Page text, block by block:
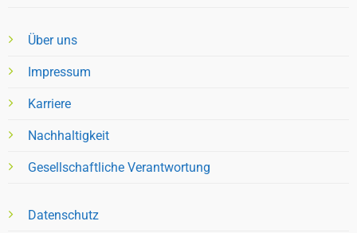
Über uns
Impressum
Karriere
Nachhaltigkeit
Gesellschaftliche Verantwortung
Datenschutz